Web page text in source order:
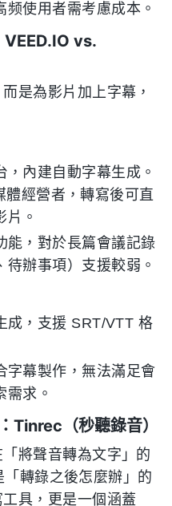
使用者需考慮成本。
VEED.IO vs.
是為影片加上字幕，
內建自動字幕生成。
體經營者，轉寫後可直
片。
能，對於長篇會議記錄
待辦事項）支援較弱。
成，支援 SRT/VTT 格
字幕製作，無法滿足會
需求。
Tinrec（秒聽錄音）
將聲音轉為文字」的
轉錄之後怎麼辦」的
具，更是一個涵蓋